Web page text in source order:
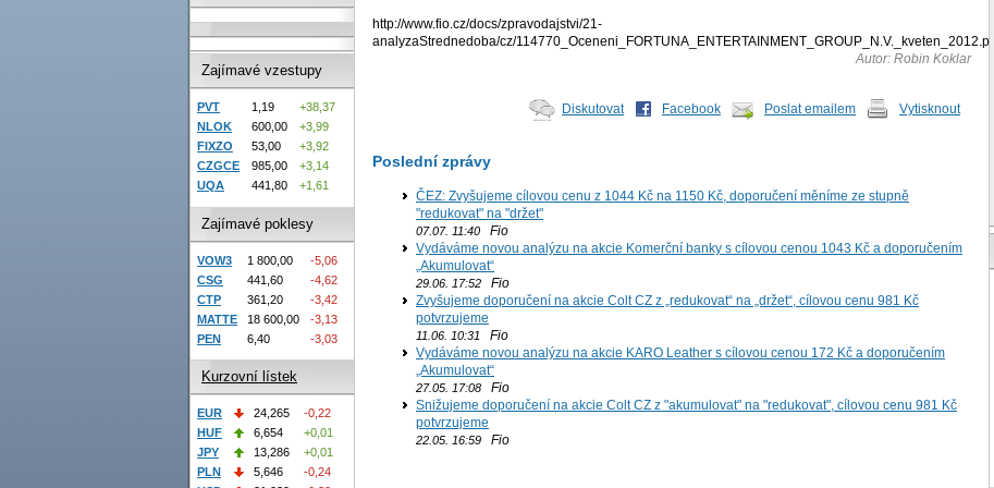
http://www.fio.cz/docs/zpravodajstvi/21-
analyzaStrednedoba/cz/114770_Oceneni_FORTUNA_ENTERTAINMENT_GROUP_N.V._kveten_2012.pdf
Autor: Robin Koklar
Diskutovat Facebook Poslat emailem Vytisknout
Poslední zprávy
ČEZ: Zvyšujeme cílovou cenu z 1044 Kč na 1150 Kč, doporučení měníme ze stupně
"redukovat" na "držet"
07.07. 11:40 Fio
Vydáváme novou analýzu na akcie Komerční banky s cílovou cenou 1043 Kč a doporučením
„Akumulovat“
29.06. 17:52 Fio
Zvyšujeme doporučení na akcie Colt CZ z „redukovat“ na „držet“, cílovou cenu 981 Kč
potvrzujeme
11.06. 10:31
Fio
Vydáváme novou analýzu na akcie KARO Leather s cílovou cenou 172 Kč a doporučením
„Akumulovat“
27.05. 17:08 Fio
Snižujeme doporučení na akcie Colt CZ z "akumulovat" na "redukovat", cílovou cenu 981 Kč
potvrzujeme
22.05. 16:59 Fio
Zajímavé vzestupy
PVT 1,19
+38,37
NLOK
600,00
+3,99
FIXZO
53,00
+3,92
CZGCE
985,00
+3,14
UQA
441,80 +1,61
Zajímavé poklesy
VOW3 1 800,00
-5,06
CSG
441,60
-4,62
CTP
361,20
-3,42
MATTE
18 600,00
-3,13
PEN
6,40 -3,03
Kurzovní lístek
EUR 24,265
-0,22
HUF
6,654
+0,01
JPY
13,286
+0,01
PLN
5,646
-0,24